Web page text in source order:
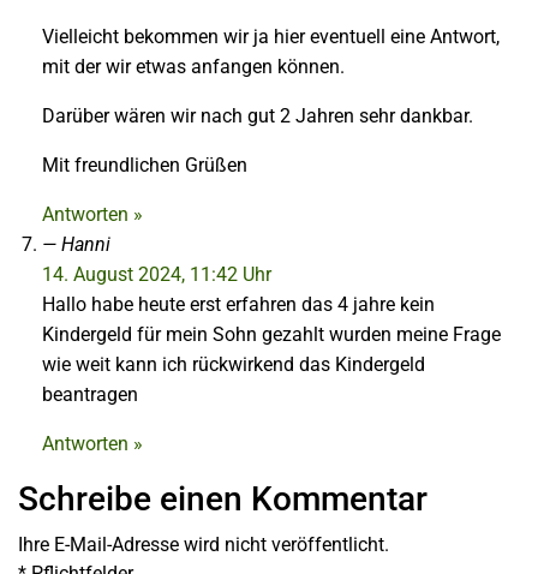
Vielleicht bekommen wir ja hier eventuell eine Antwort,
mit der wir etwas anfangen können.
Darüber wären wir nach gut 2 Jahren sehr dankbar.
Mit freundlichen Grüßen
Antworten »
Hanni
14. August 2024, 11:42 Uhr
Hallo habe heute erst erfahren das 4 jahre kein
Kindergeld für mein Sohn gezahlt wurden meine Frage
wie weit kann ich rückwirkend das Kindergeld
beantragen
Antworten »
Schreibe einen Kommentar
Ihre E-Mail-Adresse wird nicht veröffentlicht.